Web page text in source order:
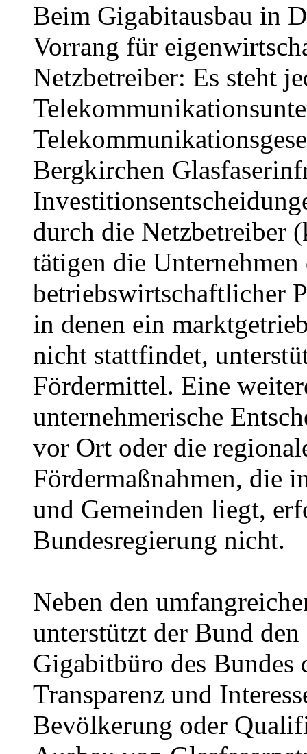
Beim Gigabitausbau in
Vorrang für
Netzbetreiber: Es steht
Bergkirchen
durch die Netzbetreiber
tätigen die Unternehmen
betriebswirtschaftlicher
in denen ein
nicht stattfindet,
Fördermittel. Eine
unternehmerische
vor Ort oder die
Fördermaßnahmen, die
und Gemeinden liegt,
Bundesregierung nicht.
Neben den
unterstützt der Bund den
Gigabitbüro des Bundes
Transparenz und
Bevölkerung oder